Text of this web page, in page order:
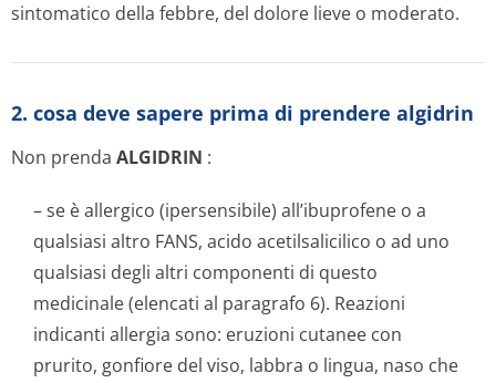
sintomatico della febbre, del dolore lieve o moderato.
2. cosa deve sapere prima di prendere algidrin
Non prenda ALGIDRIN :
– se è allergico (ipersensibile) all’ibuprofene o a
qualsiasi altro FANS, acido acetilsalicilico o ad uno
qualsiasi degli altri componenti di questo
medicinale (elencati al paragrafo 6). Reazioni
indicanti allergia sono: eruzioni cutanee con
prurito, gonfiore del viso, labbra o lingua, naso che